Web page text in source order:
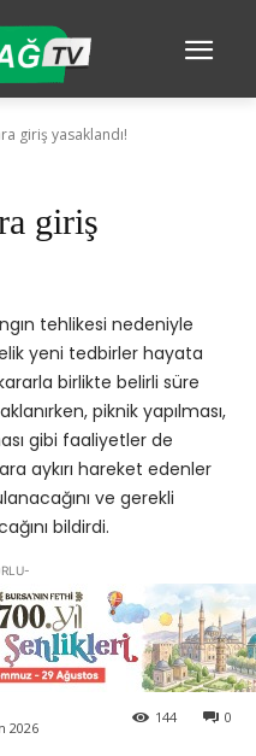
giriş yasaklandı!
giriş
tehlikesi nedeniyle
yeni tedbirler hayata
birlikte belirli süre
piknik yapılması,
gibi faaliyetler de
aykırı hareket edenler
ve gerekli
bildirdi.
2026
0
144